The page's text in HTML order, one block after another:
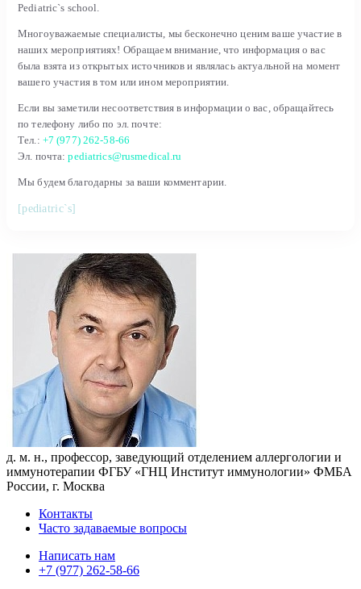
Pediatric`s school.
Многоуважаемые специалисты, мы бесконечно ценим ваше участие в
наших мероприятиях! Обращаем внимание, что информация о вас
была взята из открытых источников и являлась актуальной на момент
вашего участия в том или ином мероприятии.
Если вы заметили несоответствия в информации о вас, обращайтесь
по телефону либо по эл. почте:
Тел.: +7 (977) 262-58-66
Эл. почта:pediatrics@rusmedical.ru
Мы будем благодарны за ваши комментарии.
[pediatric`s]
д. м. н., профессор, заведующий отделением аллергологии и
иммунотерапии ФГБУ «ГНЦ Институт иммунологии» ФМБА
России, г. Москва
Контакты
Часто задаваемые вопросы
Написать нам
+7 (977) 262-58-66